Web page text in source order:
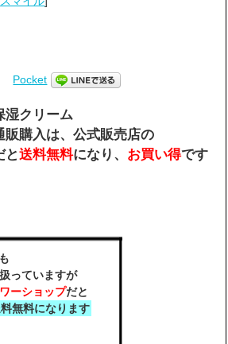
Pocket
湿クリーム
販購入は、公式販売店の
と送料無料になり、 お買い得です
っていますが
ーショップだと
無料になります